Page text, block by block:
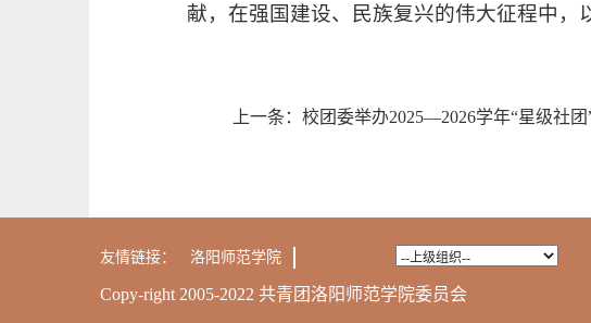
献，在强国建设、民族复兴的伟大征程中，
(初审：杨帆
上一条： 校团委举办2025—2026学年“星级社
友情链接： 洛阳师范学院
Copy-right 2005-2022 共青团洛阳师范学院委员会